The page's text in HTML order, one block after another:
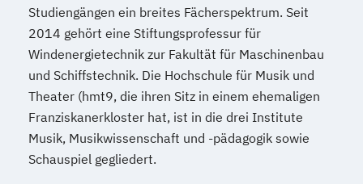
Studiengängen ein breites Fächerspektrum. Seit
2014 gehört eine Stiftungsprofessur für
Windenergietechnik zur Fakultät für Maschinenbau
und Schiffstechnik. Die Hochschule für Musik und
Theater (hmt9, die ihren Sitz in einem ehemaligen
Franziskanerkloster hat, ist in die drei Institute
Musik, Musikwissenschaft und -pädagogik sowie
Schauspiel gegliedert.